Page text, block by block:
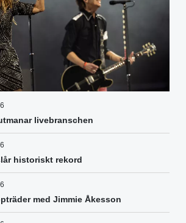
livebranschen
historiskt rekord
med Jimmie Åkesson